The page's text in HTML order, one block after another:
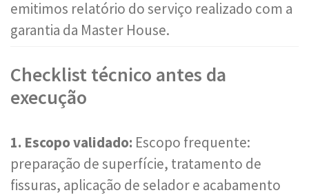
emitimos relatório do serviço realizado com a
garantia da Master House.
Checklist técnico antes da
execução
1. Escopo validado: Escopo frequente:
preparação de superfície, tratamento de
fissuras, aplicação de selador e acabamento